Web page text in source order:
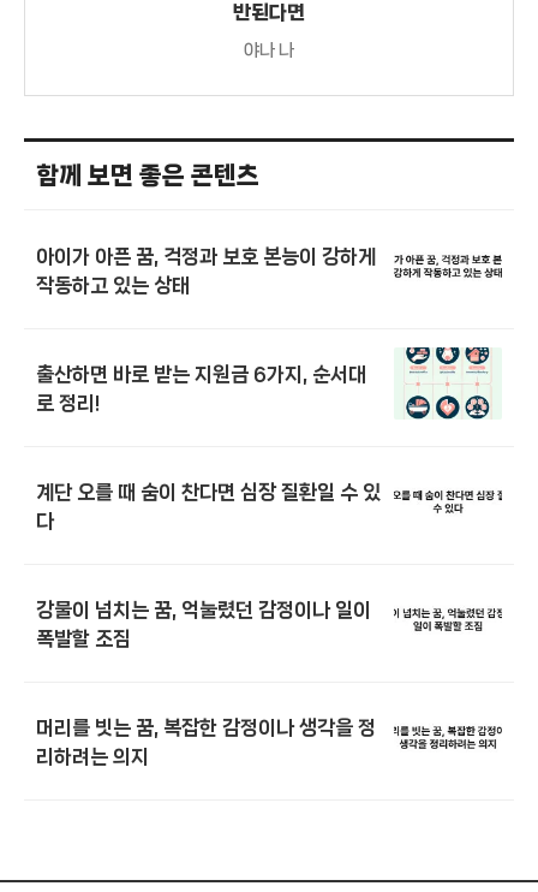
반된다면
야나 나
함께 보면 좋은 콘텐츠
아이가 아픈 꿈, 걱정과 보호 본능이 강하게
작동하고 있는 상태
출산하면 바로 받는 지원금 6가지, 순서대
로 정리!
계단 오를 때 숨이 찬다면 심장 질환일 수 있
다
강물이 넘치는 꿈, 억눌렸던 감정이나 일이
폭발할 조짐
머리를 빗는 꿈, 복잡한 감정이나 생각을 정
리하려는 의지